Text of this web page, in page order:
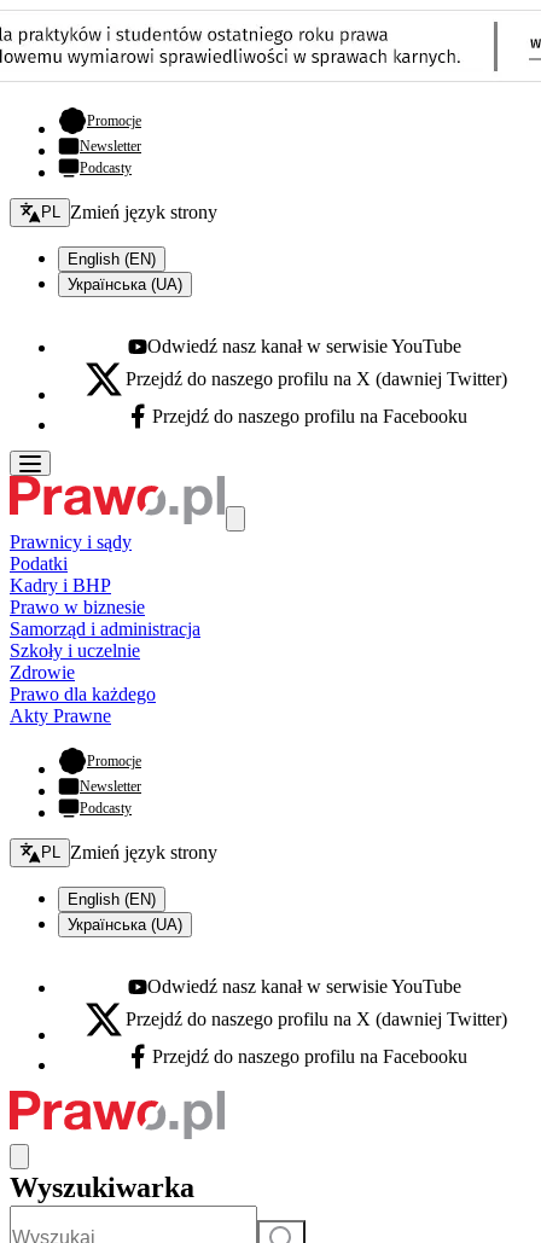
Promocje- otwiera się w nowej karcie
Newsletter
Podcasty
Zmień język - bieżący:
PL Zmień język strony
English (EN)
Українська (UA)
Youtube - otwiera się w nowej karcie
Odwiedź nasz kanał w serwisie YouTube
X - otwiera się w nowej karcie
Przejdź do naszego profilu na X (dawniej Twitter)
Facebook - otwiera się w nowej karcie
Przejdź do naszego profilu na Facebooku
Prawnicy i sądy
Podatki
Kadry i BHP
Prawo w biznesie
Samorząd i administracja
Szkoły i uczelnie
Zdrowie
Prawo dla każdego
Akty Prawne
Promocje- otwiera się w nowej karcie
Newsletter
Podcasty
Zmień język - bieżący:
PL Zmień język strony
English (EN)
Українська (UA)
Youtube - otwiera się w nowej karcie
Odwiedź nasz kanał w serwisie YouTube
X - otwiera się w nowej karcie
Przejdź do naszego profilu na X (dawniej Twitter)
Facebook - otwiera się w nowej karcie
Przejdź do naszego profilu na Facebooku
Wyszukiwarka
Szukaj